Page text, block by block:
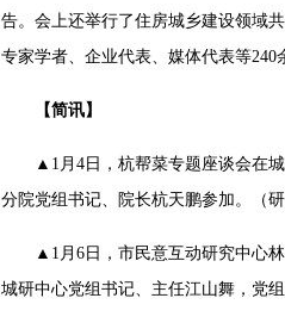
告。会上还举行了住房城乡建设领域
专家学者、企业代表、媒体代表等240
【简讯】
▲1月4日，杭帮菜专题座谈会在
分院党组书记、院长杭天鹏参加。（研
▲1月6日，市民意互动研究中心
城研中心党组书记、主任江山舞，党